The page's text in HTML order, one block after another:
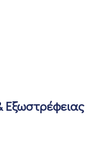
Εξωστρέφειας